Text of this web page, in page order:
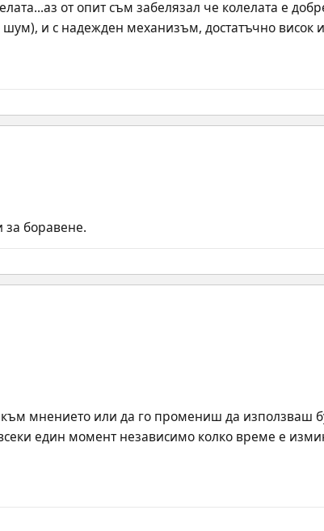
от опит съм забелязал че колелата е
и с надежден механизъм, достатъчно висок
боравене.
мнението или да го промениш да използваш
един момент независимо колко време е